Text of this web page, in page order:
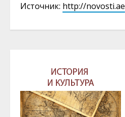
Источник: http://novosti.ae